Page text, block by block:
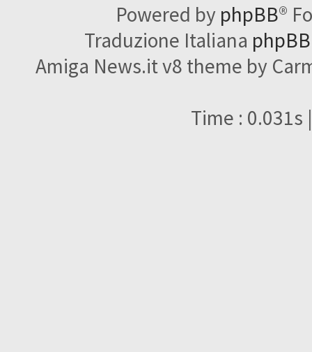
Powered by phpBB®
Traduzione Italiana
Amiga News.it v8 theme by
Time : 0.031s